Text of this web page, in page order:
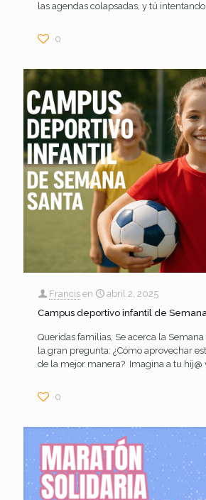
las agendas colapsadas, y tú
0
Francis en
abril 2, 2025
Campus deportivo infantil de Semana
Queridas familias, Se acerca la
la gran pregunta: ¿Cómo aprovechar
de la mejor manera? Imagina a tu hij@
0